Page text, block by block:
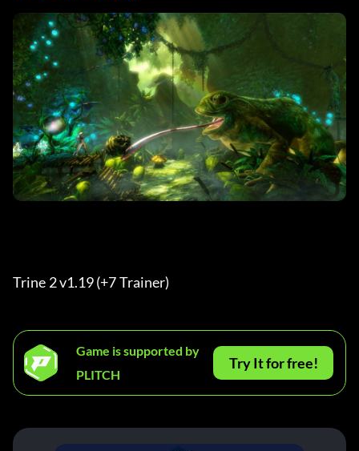
Trine 2 v1.19 (+7 Trainer)
Game is supported by
PLITCH
Try It for free!